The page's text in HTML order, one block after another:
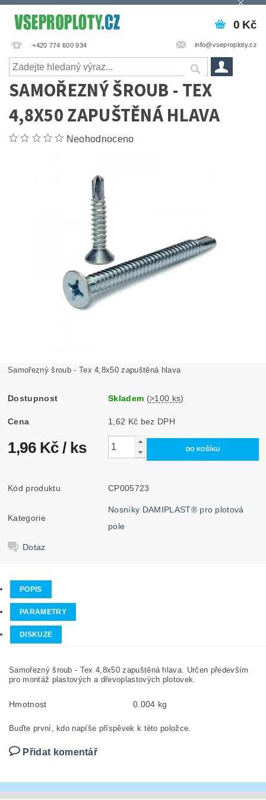
+420 774 600 934 info@vseproploty.cz
0 Kč
SAMOŘEZNÝ ŠROUB - TEX
4,8X50 ZAPUŠTĚNÁ HLAVA
Neohodnoceno
Samořezný šroub - Tex 4,8x50 zapuštěná hlava
Dostupnost Skladem (>100 ks)
Cena 1,62 Kč bez DPH
1,96 Kč/ ks
Kód produktu CP005723
Kategorie
Nosníky DAMIPLAST® pro plotová
pole
Dotaz
POPIS
PARAMETRY
DISKUZE
Samořezný šroub - Tex 4,8x50 zapuštěná hlava. Určen především
pro montáž plastových a dřevoplastových plotovek.
Hmotnost 0.004 kg
Buďte první, kdo napíše příspěvek k této položce.
Přidat komentář